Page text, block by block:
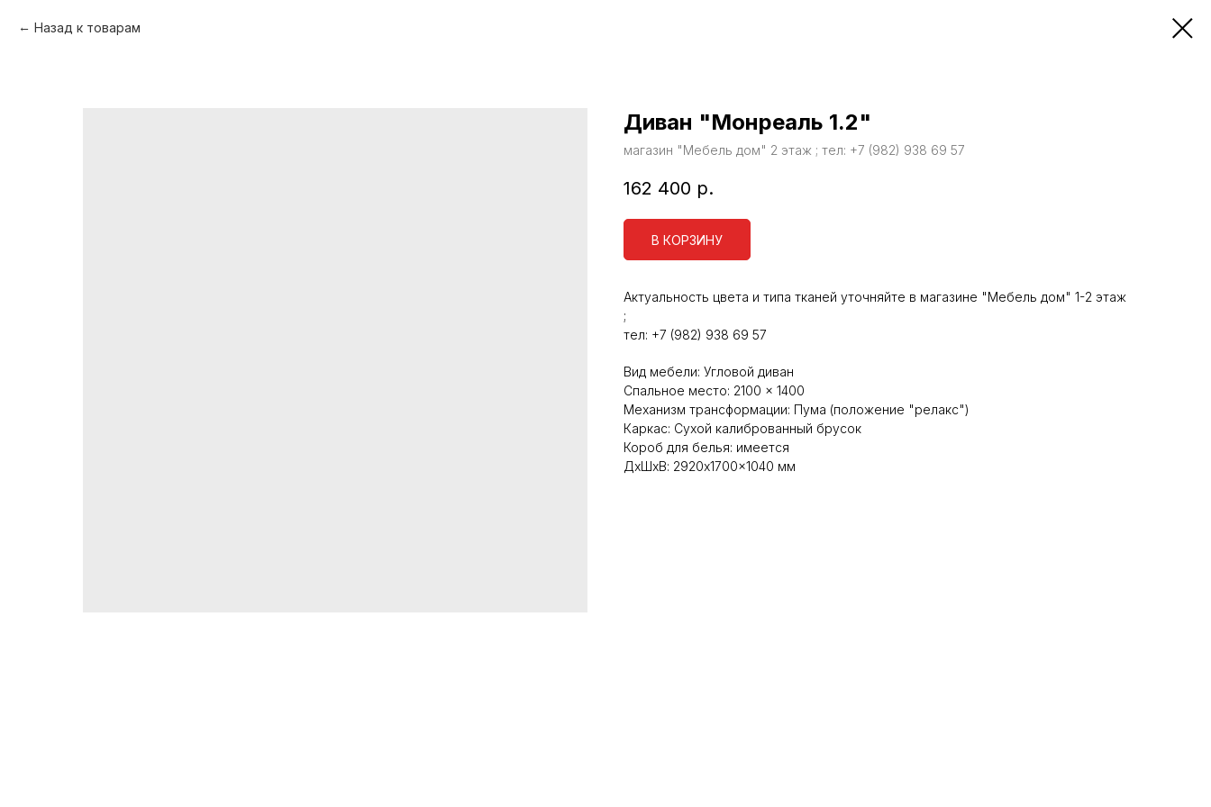
Назад к товарам
Диван "Монреаль 1.2"
магазин "Мебель дом" 2 этаж ; тел: +7 (982) 938 69 57
162 400 р.
В КОРЗИНУ
Актуальность цвета и типа тканей уточняйте в магазине "Мебель дом" 1-2 этаж
;
тел: +7 (982) 938 69 57
Вид мебели: Угловой диван
Спальное место: 2100 × 1400
Механизм трансформации: Пума (положение "релакс")
Каркас: Сухой калиброванный брусок
Короб для белья: имеется
ДxШxВ: 2920x1700x1040 мм